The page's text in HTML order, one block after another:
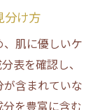
ケア用品活
分け方
肌に優しいケ
表を確認し、
含まれていな
を豊富に含む